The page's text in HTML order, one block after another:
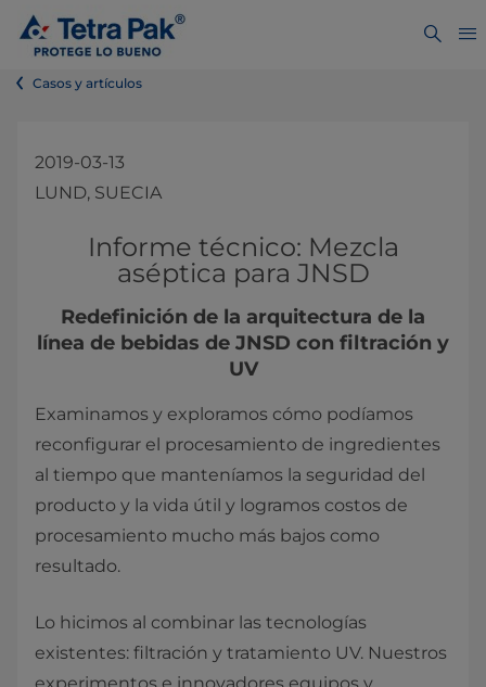
Casos y artículos
2019-03-13
LUND, SUECIA
Informe técnico: Mezcla
aséptica para JNSD​
Redefinición de la arquitectura de la
línea de bebidas de JNSD con filtración y
UV​​​
Examinamos y exploramos cómo podíamos
reconfigurar el procesamiento de ingredientes
al tiempo que manteníamos la seguridad del
producto y la vida útil y logramos costos de
procesamiento mucho más bajos como
resultado.
Lo hicimos al combinar las tecnologías
existentes: filtración y tratamiento UV. Nuestros